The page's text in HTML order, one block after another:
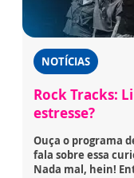
NOTÍCIAS
Rock Tracks:
estresse?
Ouça o programa
fala sobre essa
Nada mal, hein!